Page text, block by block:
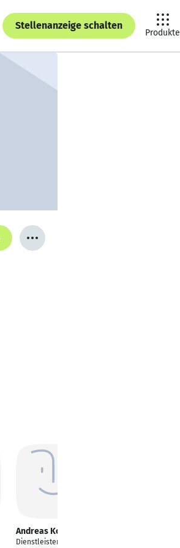
Stellenanzeige schalten
Produkte
Andreas Kolbe
Dienstleister